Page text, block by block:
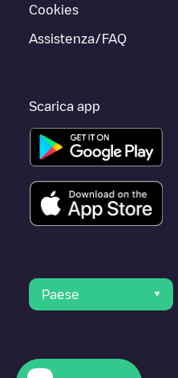
Cookies
Assistenza/FAQ
Scarica app
Paese